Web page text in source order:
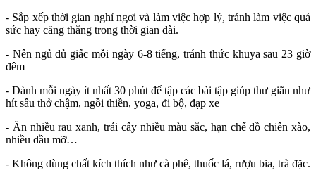
- Sắp xếp thời gian nghỉ ngơi và làm việc hợp lý, tránh làm việc quá
sức hay căng thẳng trong thời gian dài.
- Nên ngủ đủ giấc mỗi ngày 6-8 tiếng, tránh thức khuya sau 23 giờ
đêm
- Dành mỗi ngày ít nhất 30 phút để tập các bài tập giúp thư giãn như
hít sâu thở chậm, ngồi thiền, yoga, đi bộ, đạp xe
- Ăn nhiều rau xanh, trái cây nhiều màu sắc, hạn chế đồ chiên xào,
nhiều dầu mỡ…
- Không dùng chất kích thích như cà phê, thuốc lá, rượu bia, trà đặc.